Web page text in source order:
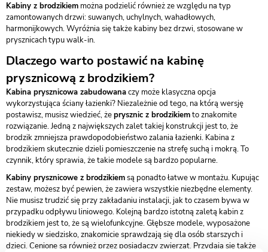
Kabiny z brodzikiem można podzielić również ze względu na typ
zamontowanych drzwi: suwanych, uchylnych, wahadłowych,
harmonijkowych. Wyróżnia się także kabiny bez drzwi, stosowane w
prysznicach typu walk-in.
Dlaczego warto postawić na kabinę
prysznicową z brodzikiem?
Kabina prysznicowa zabudowanaczy może klasyczna opcja
wykorzystująca ściany łazienki? Niezależnie od tego, na którą wersję
postawisz, musisz wiedzieć, żeprysznic z brodzikiemto znakomite
rozwiązanie. Jedną z największych zalet takiej konstrukcji jest to, że
brodzik zmniejsza prawdopodobieństwo zalania łazienki. Kabina z
brodzikiem skutecznie dzieli pomieszczenie na strefę suchą i mokrą. To
czynnik, który sprawia, że takie modele są bardzo popularne.
Kabiny prysznicowe z brodzikiemsą ponadto łatwe w montażu. Kupując
zestaw, możesz być pewien, że zawiera wszystkie niezbędne elementy.
Nie musisz trudzić się przy zakładaniu instalacji, jak to czasem bywa w
przypadku odpływu liniowego. Kolejną bardzo istotną zaletą kabin z
brodzikiem jest to, że są wielofunkcyjne. Głębsze modele, wyposażone
niekiedy w siedzisko, znakomicie sprawdzają się dla osób starszych i
dzieci. Cenione są również przez posiadaczy zwierząt. Przydają się także